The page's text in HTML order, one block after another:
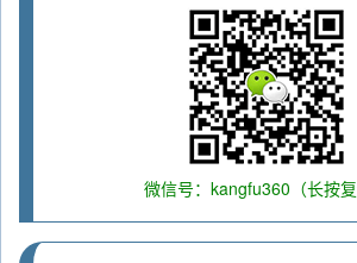
微信号：kangfu360（长按复